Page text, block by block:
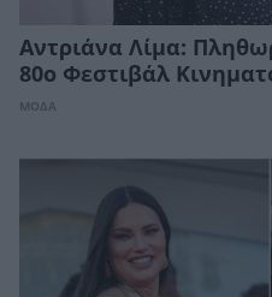
Αντριάνα Λίμα:
80o Φεστιβάλ
ΜΟΔΑ